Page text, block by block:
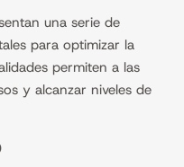
una serie de
para optimizar la
permiten a las
y alcanzar niveles de